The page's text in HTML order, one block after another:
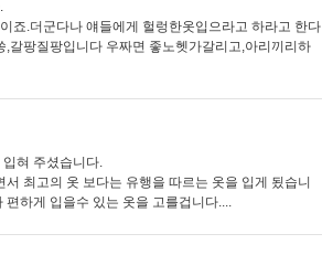
죠.더군다나 얘들에게 헐렁한옷입으라고 하라고 한다
갈팡질팡입니다 우짜면 좋노헷가갈리고,아리끼리하
혀 주셨습니다.
최고의 옷 보다는 유행을 따르는 옷을 입게 됬습니
하게 입을수 있는 옷을 고를겁니다....